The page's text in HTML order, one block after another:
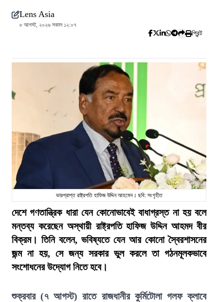
Lens Asia
৮ আগস্ট, ২০২৬ সকাল ১২:০৭
প্রিন্ট
ভারপ্রাপ্ত রাষ্ট্রপতি হাফিজ উদ্দিন আহমেদ। ছবি: সংগৃহীত
দেশে গণতান্ত্রিক ধারা যেন কোনোভাবেই বাধাগ্রস্ত না হয় বলে
মন্তব্য করেছেন অস্থায়ী রাষ্ট্রপতি হাফিজ উদ্দিন আহমদ বীর
বিক্রম। তিনি বলেন, ভবিষ্যতে যেন আর কোনো স্বৈরশাসনের
জন্ম না হয়, সে জন্য সরকার ভুল করলে তা গঠনমূলকভাবে
সংশোধনের উদ্যোগ নিতে হবে।
শুক্রবার (৭ আগস্ট) রাতে রাজধানীর কুর্মিটোলা গলফ ক্লাবে